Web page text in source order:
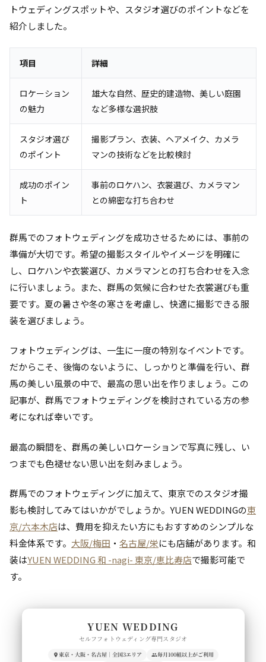
トウェディングスポットや、スタジオ選びのポイントなどを
紹介しました。
項目 詳細
ロケーション
の魅力
雄大な自然、歴史的建造物、美しい庭園
など多様な選択肢
スタジオ選び
のポイント
撮影プラン、衣装、ヘアメイク、カメラ
マンの技術などを比較検討
成功のポイン
ト
事前のロケハン、衣裳選び、カメラマン
との綿密な打ち合わせ
群馬でのフォトウェディングを成功させるためには、事前の
準備が大切です。希望の撮影スタイルやイメージを明確に
し、ロケハンや衣裳選び、カメラマンとの打ち合わせを入念
に行いましょう。また、群馬の気候に合わせた衣裳選びも重
要です。夏の暑さや冬の寒さを考慮し、快適に撮影できる服
装を選びましょう。
フォトウェディングは、一生に一度の特別なイベントです。
だからこそ、後悔のないように、しっかりと準備を行い、群
馬の美しい風景の中で、最高の思い出を作りましょう。この
記事が、群馬でフォトウェディングを検討されている方の参
考になれば幸いです。
最高の瞬間を、群馬の美しいロケーションで写真に残し、い
つまでも色褪せない思い出を刻みましょう。
群馬でのフォトウェディングに加えて、東京でのスタジオ撮
影も検討してみてはいかがでしょうか。YUEN WEDDINGの東
京/六本木店は、費用を抑えたい方にもおすすめのシンプルな
料金体系です。 大阪/梅田 ・ 名古屋/栄にも店舗があります。和
装はYUEN WEDDING 和 -nagi- 東京/恵比寿店で撮影可能で
す。
YUEN WEDDING
セルフフォトウェディング専門スタジオ
東京・大阪・名古屋｜全国3エリア
毎月100組以上がご利用